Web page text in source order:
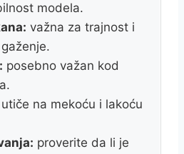
modela.
važna za trajnost i
posebno važan kod
utiče na mekoću i lakoću
proverite da li je